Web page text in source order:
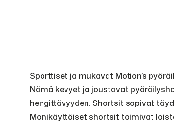
Sporttiset ja mukavat Motion’s
Nämä kevyet ja joustavat
hengittävyyden. Shortsit sopivat
Monikäyttöiset shortsit toimivat